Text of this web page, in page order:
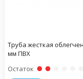
Труба жесткая
мм ПВХ
Остаток